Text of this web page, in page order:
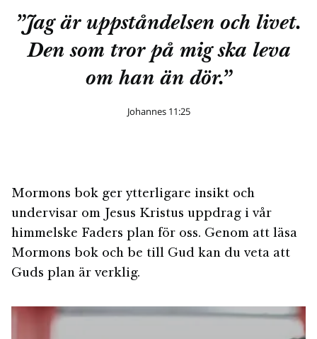
”Jag är uppståndelsen och livet.
Den som tror på mig ska leva
om han än dör.”
Johannes 11:25
Mormons bok ger ytterligare insikt och
undervisar om Jesus Kristus uppdrag i vår
himmelske Faders plan för oss. Genom att läsa
Mormons bok och be till Gud kan du veta att
Guds plan är verklig.